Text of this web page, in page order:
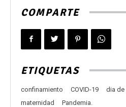
COMPARTE
ETIQUETAS
confinamiento COVID-19 dia de
maternidad
Pandemia.